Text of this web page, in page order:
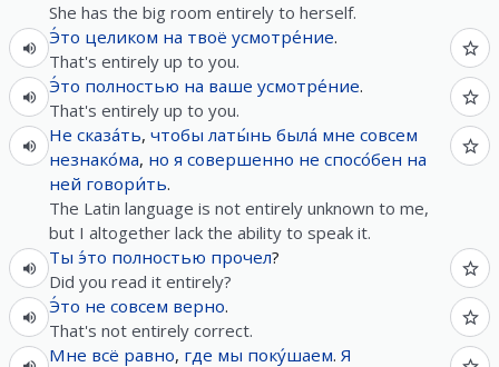
She has the big room entirely to herself.
Э́то целиком на твоё усмотре́ние.
That's entirely up to you.
Э́то полностью на ваше усмотре́ние.
That's entirely up to you.
Не сказа́ть, чтобы латы́нь была́ мне совсем
незнако́ма, но я совершенно не спосо́бен на
ней говори́ть.
The Latin language is not entirely unknown to me,
but I altogether lack the ability to speak it.
Ты э́то полностью прочел?
Did you read it entirely?
Э́то не совсем верно.
That's not entirely correct.
Мне всё равно, где мы поку́шаем. Я